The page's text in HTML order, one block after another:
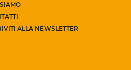
ALLA NEWSLETTER